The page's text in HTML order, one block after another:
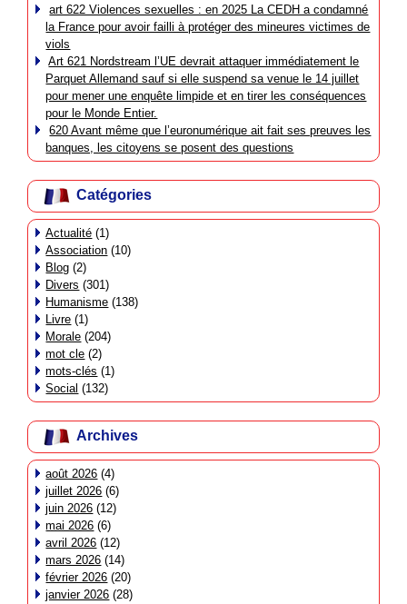
art 622 Violences sexuelles : en 2025 La CEDH a condamné
la France pour avoir failli à protéger des mineures victimes de
viols
Art 621 Nordstream l’UE devrait attaquer immédiatement le
Parquet Allemand sauf si elle suspend sa venue le 14 juillet
pour mener une enquête limpide et en tirer les conséquences
pour le Monde Entier.
620 Avant même que l’euronumérique ait fait ses preuves les
banques, les citoyens se posent des questions
Catégories
Actualité (1)
Association (10)
Blog (2)
Divers (301)
Humanisme (138)
Livre (1)
Morale (204)
mot cle (2)
mots-clés (1)
Social (132)
Archives
août 2026 (4)
juillet 2026 (6)
juin 2026 (12)
mai 2026 (6)
avril 2026 (12)
mars 2026 (14)
février 2026 (20)
janvier 2026 (28)